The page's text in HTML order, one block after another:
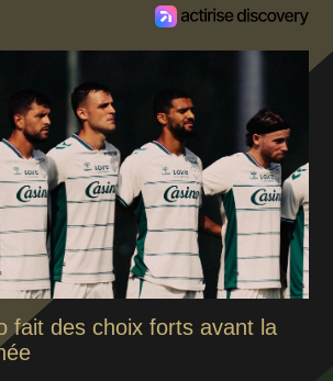
fait des choix forts avant la